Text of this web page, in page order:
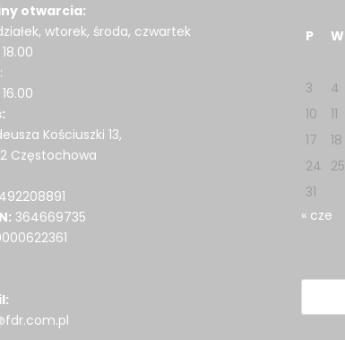
otwarcia:
wtorek, środa, czwartek
Kościuszki 13,
Częstochowa
364669735
P W
3
4
10
11
17
18
24 25
31
« cze